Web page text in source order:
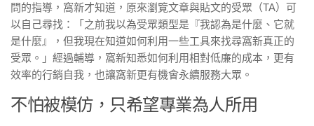
問的指導，窩新才知道，原來瀏覽文章與貼文的受眾（TA）可
以自己尋找：「之前我以為受眾類型是『我認為是什麼、它就
是什麼』，但我現在知道如何利用一些工具來找尋窩新真正的
受眾。」經過輔導，窩新知悉如何利用相對低廉的成本，更有
效率的行銷自我，也讓窩新更有機會永續服務大眾。
不怕被模仿，只希望專業為人所用